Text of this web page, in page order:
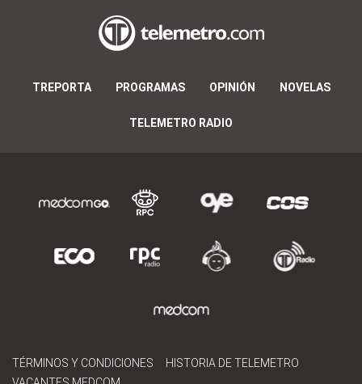
TREPORTA PROGRAMAS OPINIÓN NOVELAS
TELEMETRO RADIO
TÉRMINOS Y CONDICIONES
HISTORIA DE TELEMETRO